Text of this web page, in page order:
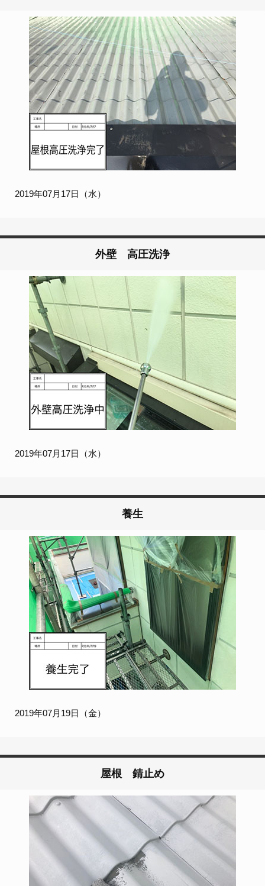
2019年07月17日（水）
外壁 高圧洗浄
2019年07月17日（水）
養生
2019年07月19日（金）
屋根 錆止め